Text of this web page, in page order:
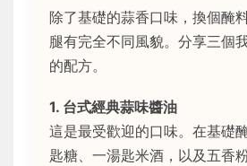
除了基礎的蒜香口味，換個醃
腿有完全不同風貌。分享三個
的配方。
1. 台式經典蒜味醬油
這是最受歡迎的口味。在基礎
匙糖、一湯匙米酒，以及五香